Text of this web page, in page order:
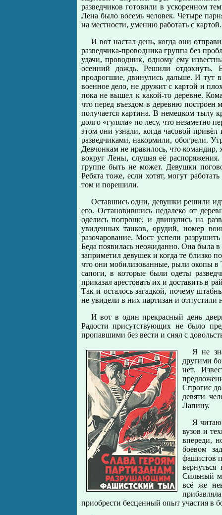
разведчиков готовили в ускоренном
Лена было восемь человек. Четыре
на местности, умению работать с
И вот настал день, когда они
разведчика-проводника группа без
удачи, проводник, одному ему
осенний дождь. Решили отдохнуть.
продрогшие, двинулись дальше. И тут
военное дело, не дружит с картой и
пока не вышел к какой-то деревне.
что перед въездом в деревню
получается картина. В немецком тылу
долго «гуляла» по лесу, что незаметно
этом они узнали, когда часовой
разведчиками, накормили, обогрели.
Девчонкам не нравилось, что командир,
вокруг Лены, слушая её
группе быть не может. Девушки
Ребята тоже, если хотят, могут
том и порешили.
Оставшись одни, девушки решили
его. Остановившись недалеко от
оделись попроще, и двинулись на
увиденных танков, орудий, номер
разочарование. Мост успели
Беда появилась неожиданно. Она была
заприметил девушек и когда те близко
что они мобилизованные, рыли окопы в
сапоги, в которые были одеты
приказал арестовать их и доставить в
Так и осталось загадкой, почему
не увидели в них партизан и отпустили
И вот в один прекрасный день
Радости присутствующих не было
пропавшими без вести и снял с
Я не
другими
нет.
Спрогис
девяти
Лапину.
Я читаю
вузов и
впереди,
боевом
фашистов
Сильный
всё же
приобрести бесценный опыт участия в